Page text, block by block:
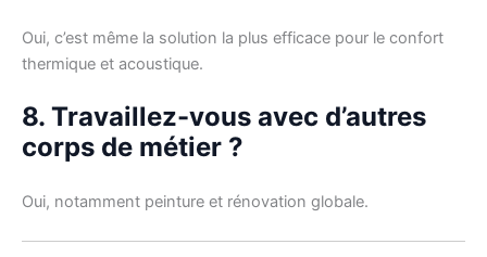
Oui, c’est même la solution la plus efficace pour le confort
thermique et acoustique.
8. Travaillez-vous avec d’autres
corps de métier ?
Oui, notamment peinture et rénovation globale.